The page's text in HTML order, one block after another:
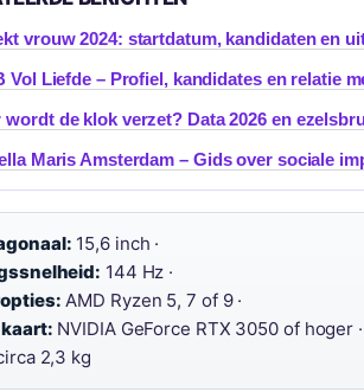
vrouw 2024: startdatum, kandidaten en
Vol Liefde – Profiel, kandidates en relatie
wordt de klok verzet? Data 2026 en
Maris Amsterdam – Gids over sociale
15,6 inch ·
144 Hz ·
AMD Ryzen 5, 7 of 9 ·
NVIDIA GeForce RTX 3050 of hoger ·
2,3 kg